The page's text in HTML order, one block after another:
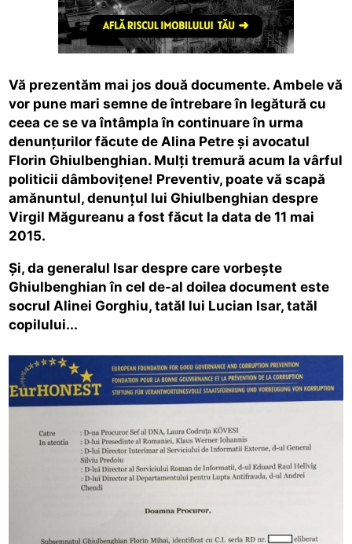
Vă prezentăm mai jos două documente. Ambele vă
vor pune mari semne de întrebare în legătură cu
ceea ce se va întâmpla în continuare în urma
denunțurilor făcute de Alina Petre și avocatul
Florin Ghiulbenghian. Mulți tremură acum la vârful
politicii dâmbovițene! Preventiv, poate vă scapă
amănuntul, denunțul lui Ghiulbenghian despre
Virgil Măgureanu a fost făcut la data de 11 mai
2015.
Și, da generalul Isar despre care vorbește
Ghiulbenghian în cel de-al doilea document este
socrul Alinei Gorghiu, tatăl lui Lucian Isar, tatăl
copilului...